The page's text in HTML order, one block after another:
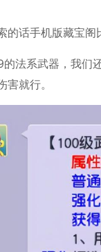
的话手机版藏宝阁
的法系武器，我们
害就行。